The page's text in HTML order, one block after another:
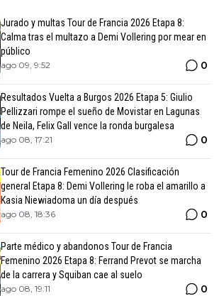
Jurado y multas Tour de Francia 2026 Etapa 8:
Calma tras el multazo a Demi Vollering por mear en
público
ago 09, 9:52 0
Resultados Vuelta a Burgos 2026 Etapa 5: Giulio
Pellizzari rompe el sueño de Movistar en Lagunas
de Neila, Felix Gall vence la ronda burgalesa
ago 08, 17:21 0
Tour de Francia Femenino 2026 Clasificación
general Etapa 8: Demi Vollering le roba el amarillo a
Kasia Niewiadoma un día después
ago 08, 18:36 0
Parte médico y abandonos Tour de Francia
Femenino 2026 Etapa 8: Ferrand Prevot se marcha
de la carrera y Squiban cae al suelo
ago 08, 19:11 0